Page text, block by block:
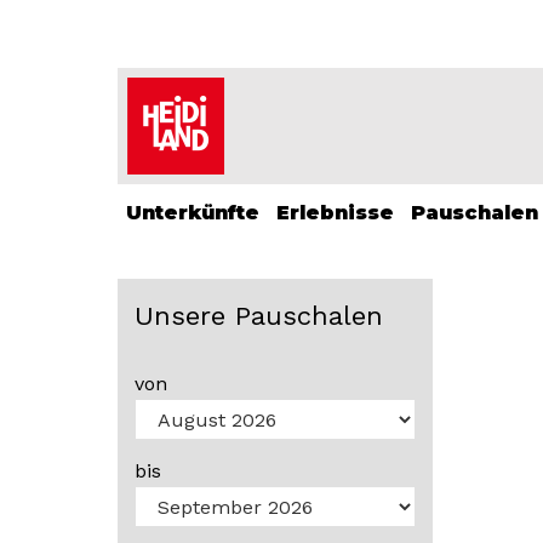
Unterkünfte Erlebnisse Pauschalen
Unsere Pauschalen
von
bis